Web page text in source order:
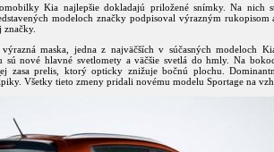
Kia najlepšie dokladajú priložené snímky. Na nich
modeloch značky podpisoval výrazným rukopisom
značky.
maska, jedna z najväčších v súčasných modeloch
sú nové hlavné svetlomety a väčšie svetlá do hmly. Na
zasa prelis, ktorý opticky znižuje bočnú plochu.
Všetky tieto zmeny pridali novému modelu Sportage na